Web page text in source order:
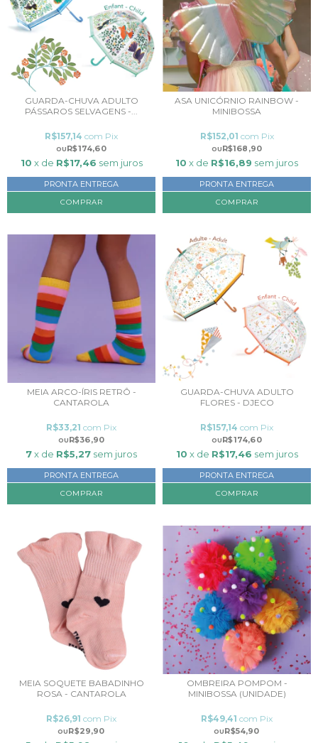
GUARDA-CHUVA ADULTO
PÁSSAROS SELVAGENS -...
R$174,60
R$157,14 com Pix
10 x de R$17,46 sem juros
PRONTA ENTREGA
ASA UNICÓRNIO RAINBOW -
MINIBOSSA
R$168,90
R$152,01 com Pix
10 x de R$16,89 sem juros
PRONTA ENTREGA
MEIA ARCO-ÍRIS RETRÔ -
CANTAROLA
R$36,90
R$33,21 com Pix
7x de R$5,27 sem juros
PRONTA ENTREGA
COMPRAR
GUARDA-CHUVA ADULTO
FLORES - DJECO
R$174,60
R$157,14 com Pix
10 x de R$17,46 sem juros
PRONTA ENTREGA
MEIA SOQUETE BABADINHO
ROSA - CANTAROLA
R$29,90
R$26,91 com Pix
OMBREIRA POMPOM -
MINIBOSSA (UNIDADE)
R$54,90
R$49,41 com Pix